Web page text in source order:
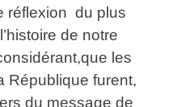
réflexion du plus
de notre
les
République furent,
du message de